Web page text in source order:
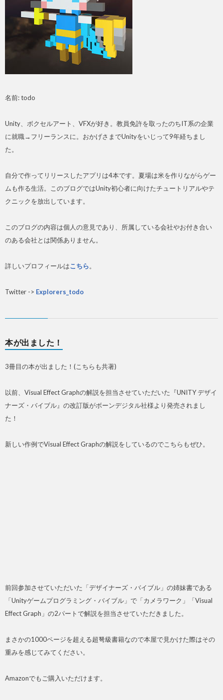
名前: todo
Unity、ボクセルアート、VFXが好き。教員免許を取ったのちIT系の企業
に就職→フリーランスに。おかげさまでUnityをいじって9年経ちまし
た。
自分で作ってリリースしたアプリは4本です。夏場は米を作りながらゲー
ムも作る生活。このブログではUnity初心者に向けたチュートリアルやテ
クニックを放出しています。
このブログの内容は個人の意見であり、所属している会社やお付き合い
のある会社とは関係ありません。
詳しいプロフィールはこちら。
Twitter -> Explorers_todo
本が出ました！
3冊目の本が出ました！(こちらも共著)
以前、Visual Effect Graphの解説を担当させていただいた『UNITY デザイ
ナーズ・バイブル』の改訂版がボーンデジタル社様より発売されまし
た！
新しい作例でVisual Effect Graphの解説をしているのでこちらもぜひ。
前回参加させていただいた「デザイナーズ・バイブル」の姉妹書である
「Unityゲームプログラミング・バイブル」で「カメラワーク」「Visual
Effect Graph」の2パートで解説を担当させていただきました。
まさかの1000ページを超える超弩級書籍なので本屋で見かけた際はその
重みを感じてみてください。
Amazonでもご購入いただけます。